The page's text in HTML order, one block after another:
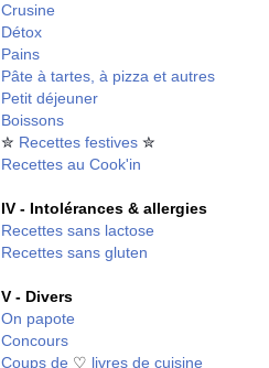
Crusine
Détox
Pains
Pâte à tartes, à pizza et autres
Petit déjeuner
Boissons
✮ Recettes festives ✮
Recettes au Cook'in
IV - Intolérances & allergies
Recettes sans lactose
Recettes sans gluten
V - Divers
On papote
Concours
Coups de ♡ livres de cuisine